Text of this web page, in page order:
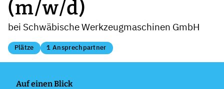
(m/w/d)
bei Schwäbische Werkzeugmaschinen GmbH
Plätze 1 Ansprechpartner
Auf einen Blick